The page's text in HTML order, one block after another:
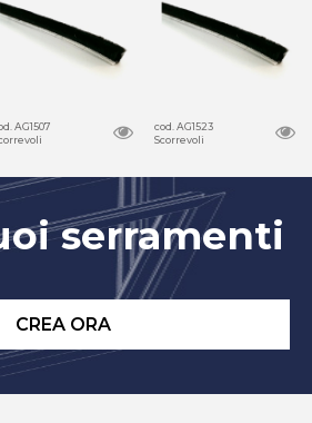
AG1507
cod. AG1523
Scorrevoli
serramenti
CREA ORA